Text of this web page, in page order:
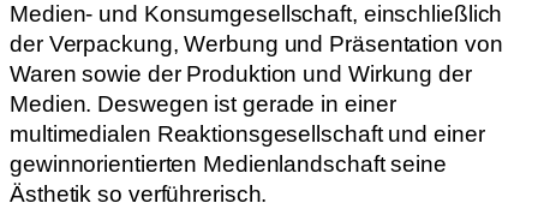
Medien- und Konsumgesellschaft, einschließlich
der Verpackung, Werbung und Präsentation von
Waren sowie der Produktion und Wirkung der
Medien. Deswegen ist gerade in einer
multimedialen Reaktionsgesellschaft und einer
gewinnorientierten Medienlandschaft seine
Ästhetik so verführerisch.